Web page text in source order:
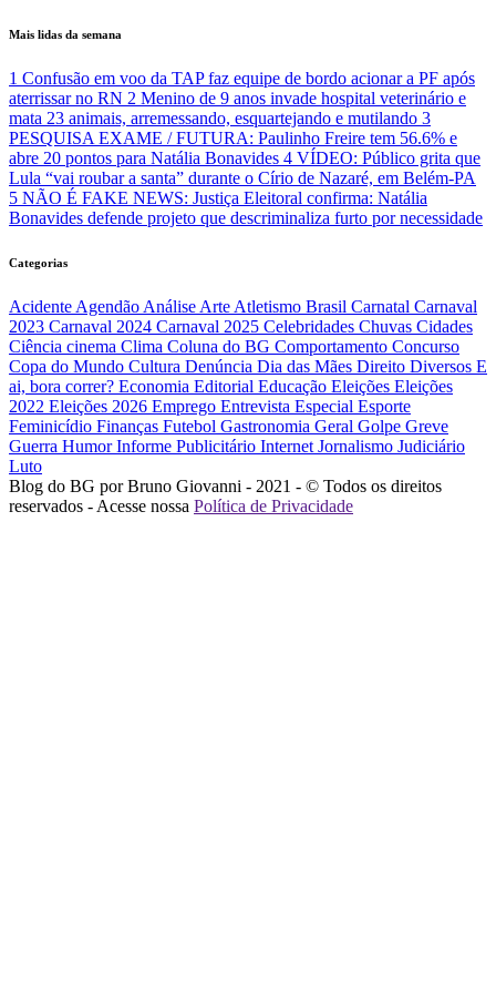
Mais lidas da semana
1 Confusão em voo da TAP faz equipe de bordo acionar a PF após
aterrissar no RN 2 Menino de 9 anos invade hospital veterinário e
mata 23 animais, arremessando, esquartejando e mutilando 3
PESQUISA EXAME / FUTURA: Paulinho Freire tem 56.6% e
abre 20 pontos para Natália Bonavides 4 VÍDEO: Público grita que
Lula “vai roubar a santa” durante o Círio de Nazaré, em Belém-PA
5 NÃO É FAKE NEWS: Justiça Eleitoral confirma: Natália
Bonavides defende projeto que descriminaliza furto por necessidade
Categorias
Acidente Agendão Análise Arte Atletismo Brasil Carnatal Carnaval
2023 Carnaval 2024 Carnaval 2025 Celebridades Chuvas Cidades
Ciência cinema Clima Coluna do BG Comportamento Concurso
Copa do Mundo Cultura Denúncia Dia das Mães Direito Diversos E
ai, bora correr? Economia Editorial Educação Eleições Eleições
2022 Eleições 2026 Emprego Entrevista Especial Esporte
Feminicídio Finanças Futebol Gastronomia Geral Golpe Greve
Guerra HumorInforme Publicitário Internet Jornalismo Judiciário
Luto
Blog do BG por Bruno Giovanni - 2021 - © Todos os direitos
reservados - Acesse nossa Política de Privacidade